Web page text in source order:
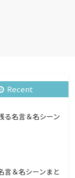
Recent
る名言＆名シーン
言＆名シーンまと